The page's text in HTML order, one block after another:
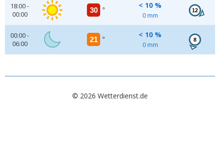
18:00 -
00:00
30 °
< 10 %
0 mm
12
00:00 -
06:00
21 °
< 10 %
0 mm
8
© 2026 Wetterdienst.de